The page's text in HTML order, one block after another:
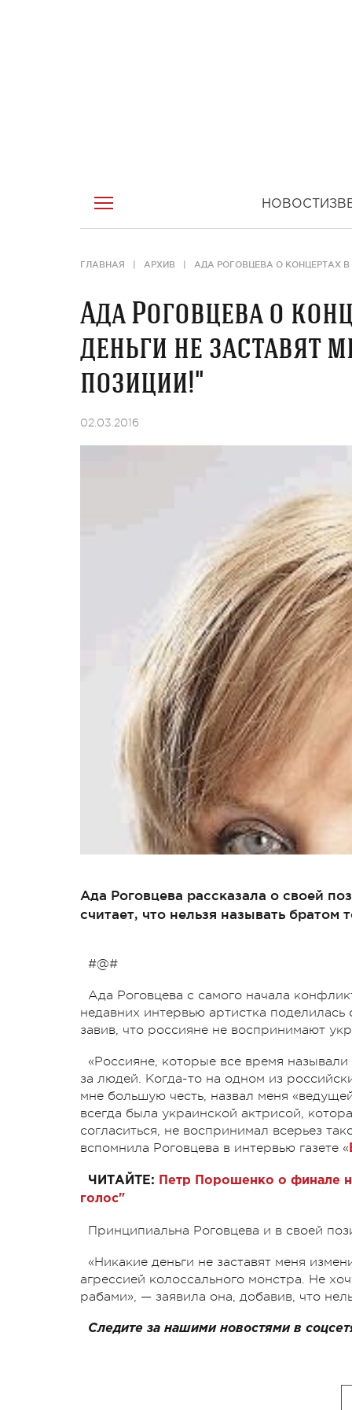
НОВОСТИ
ГЛАВНАЯ АРХИВ АДА РОГОВЦЕВА О КОНЦЕРТАХ
Ада Роговцева о
деньги не заставят
позиции!"
02.03.2016
Ада Роговцева рассказала о своей
считает, что нельзя называть братом
#@#
Ада Роговцева с самого начала
недавних интервью артистка
завив, что россияне не воспринимают
«Россияне, которые все время
за людей. Когда-то на одном из
мне большую честь, назвал меня
всегда была украинской актрисой,
согласиться, не воспринимал всерьез
вспомнила Роговцева в интервью газете «
ЧИТАЙТЕ:
Петр Порошенко о финале
голос"
Принципиальна Роговцева и в своей
«Никакие деньги не заставят меня
агрессией колоссального монстра. Не
рабами», — заявила она, добавив, что
Следите за нашими новостями в